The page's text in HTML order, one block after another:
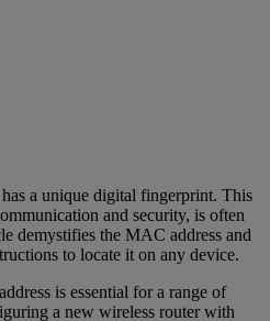
a unique digital fingerprint. This
and security, is often
demystifies the MAC address and
to locate it on any device.
is essential for a range of
a new wireless router with